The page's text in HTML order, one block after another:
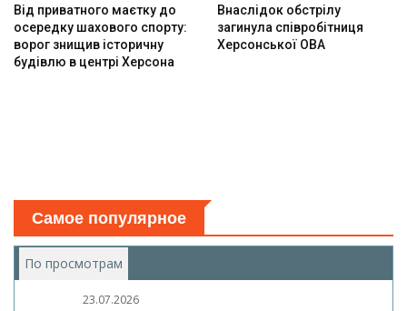
Від приватного маєтку до
осередку шахового спорту:
ворог знищив історичну
будівлю в центрі Херсона
Внаслідок обстрілу
загинула співробітниця
Херсонської ОВА
Самое популярное
По просмотрам
23.07.2026